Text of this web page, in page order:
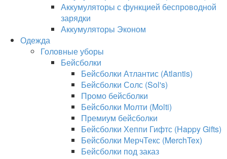
Аккумуляторы с функцией беспроводной
зарядки
Аккумуляторы Эконом
Одежда
Головные уборы
Бейсболки
Бейсболки Атлантис (Atlantis)
Бейсболки Солс (Sol's)
Промо бейсболки
Бейсболки Молти (Molti)
Премиум бейсболки
Бейсболки Хеппи Гифтс (Happy Gifts)
Бейсболки МерчТекс (MerchTex)
Бейсболки под заказ